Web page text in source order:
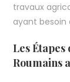
travaux
ayant
Les
Roumains